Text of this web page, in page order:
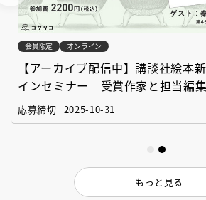
会員限定 オンライン
【アーカイブ配信中】講談社絵本
インセミナー 受賞作家と担当編
「絵本創作実践講座」
応募締切 2025-10-31
もっと見る